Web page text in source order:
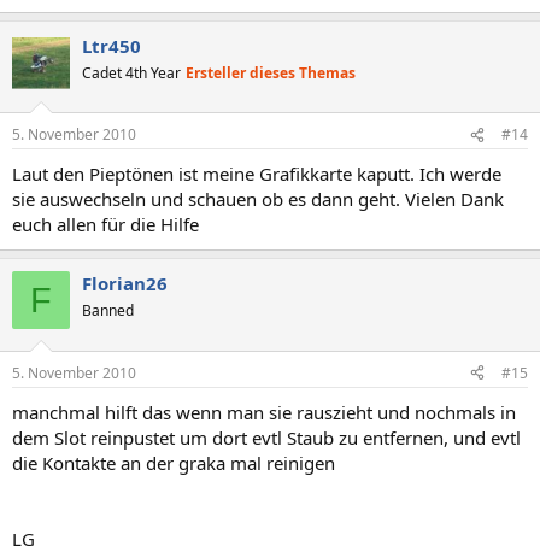
Ltr450
Cadet 4th Year Ersteller dieses Themas
5. November 2010 #14
Laut den Pieptönen ist meine Grafikkarte kaputt. Ich werde
sie auswechseln und schauen ob es dann geht. Vielen Dank
euch allen für die Hilfe
F Florian26
Banned
5. November 2010 #15
manchmal hilft das wenn man sie rauszieht und nochmals in
dem Slot reinpustet um dort evtl Staub zu entfernen, und evtl
die Kontakte an der graka mal reinigen
LG